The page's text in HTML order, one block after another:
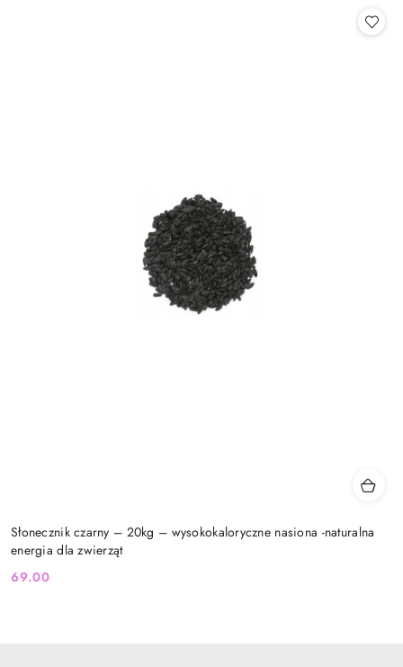
Słonecznik czarny – 20kg – wysokokaloryczne nasiona -naturalna
energia dla zwierząt
Cena:
69.00